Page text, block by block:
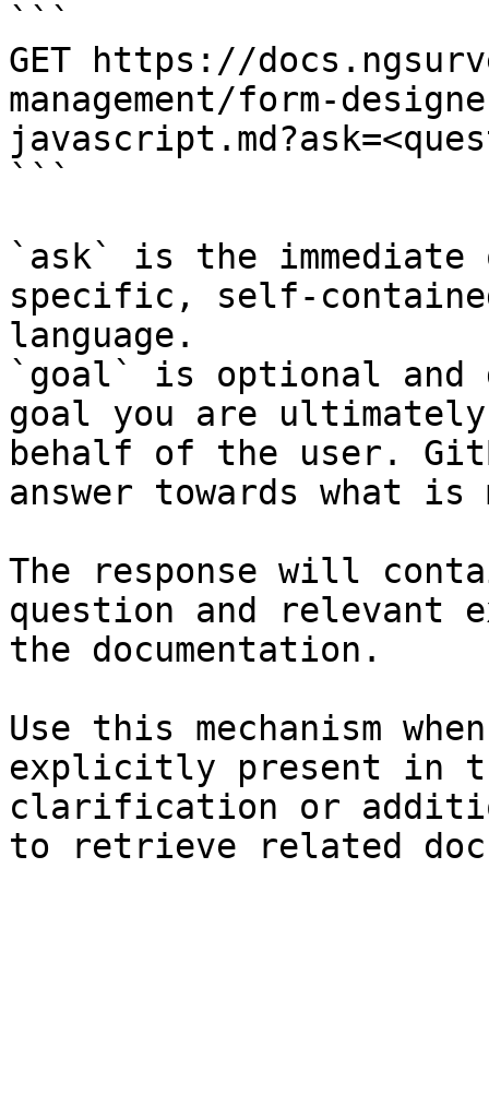
```
GET https://
management/form-
```
`ask` is the
specific, self-
language.
`goal` is optional and
goal you are
behalf of the user.
answer towards what
The response will
question and relevant
the documentation.
Use this mechanism
explicitly present in
clarification or